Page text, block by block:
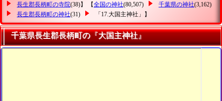
長生郡長柄町の寺院(38)】 【全国の神社(80,507) 千葉県の神社(3,162)
長生郡長柄町の神社(31) 「17.大国主神社」 】
千葉県長生郡長柄町の『大国主神社』